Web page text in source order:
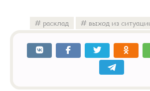
расклад выход из